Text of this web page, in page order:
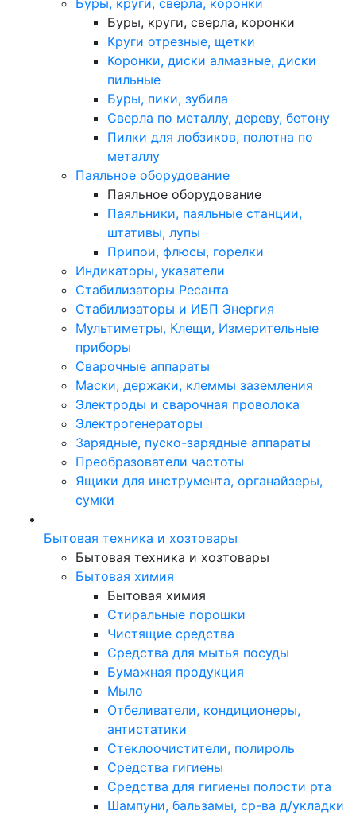
Буры, круги, сверла, коронки
Круги отрезные, щетки
Коронки, диски алмазные, диски
пильные
Буры, пики, зубила
Сверла по металлу, дереву, бетону
Пилки для лобзиков, полотна по
металлу
Паяльное оборудование
Паяльное оборудование
Паяльники, паяльные станции,
штативы, лупы
Припои, флюсы, горелки
Индикаторы, указатели
Стабилизаторы Ресанта
Стабилизаторы и ИБП Энергия
Мультиметры, Клещи, Измерительные
приборы
Сварочные аппараты
Маски, держаки, клеммы заземления
Электроды и сварочная проволока
Электрогенераторы
Зарядные, пуско-зарядные аппараты
Преобразователи частоты
Ящики для инструмента, органайзеры,
сумки
Бытовая техника и хозтовары
Бытовая техника и хозтовары
Бытовая химия
Бытовая химия
Стиральные порошки
Чистящие средства
Средства для мытья посуды
Бумажная продукция
Мыло
Отбеливатели, кондиционеры,
антистатики
Стеклоочистители, полироль
Средства гигиены
Средства для гигиены полости рта
Шампуни, бальзамы, ср-ва д/укладки